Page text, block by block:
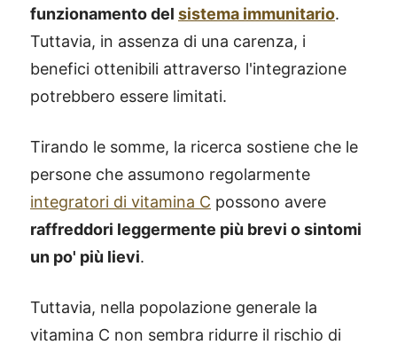
funzionamento del sistema immunitario.
Tuttavia, in assenza di una carenza, i
benefici ottenibili attraverso l'integrazione
potrebbero essere limitati.
Tirando le somme, la ricerca sostiene che le
persone che assumono regolarmente
integratori di vitamina C possono avere
raffreddori leggermente più brevi o sintomi
un po' più lievi.
Tuttavia, nella popolazione generale la
vitamina C non sembra ridurre il rischio di